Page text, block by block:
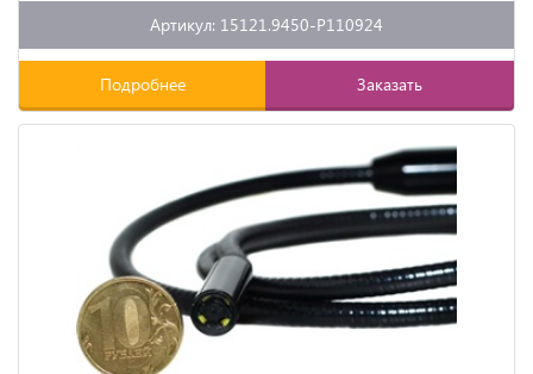
Артикул: 15121.9450-P110924
Подробнее Заказать